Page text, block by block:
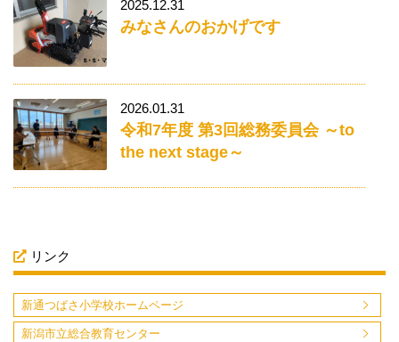
2025.12.31
みなさんのおかげです
2026.01.31
令和7年度 第3回総務委員会 ～to
the next stage～
リンク
新通つばさ小学校ホームページ
新潟市立総合教育センター